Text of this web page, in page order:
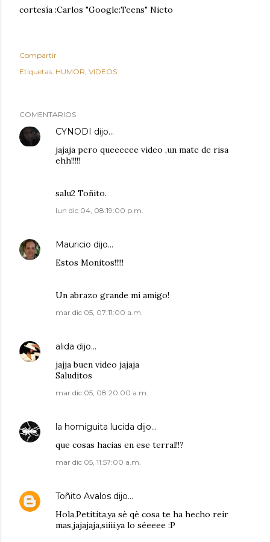
cortesía :Carlos "Google:Teens" Nieto
Compartir
Etiquetas: HUMOR VIDEOS
COMENTARIOS
CYNODI dijo…
jajaja pero queeeeee video ,un mate de risa
ehh!!!!!
salu2 Toñito.
lun dic 04, 08:19:00 p.m.
Mauricio dijo…
Estos Monitos!!!!!
Un abrazo grande mi amigo!
mar dic 05, 07:11:00 a.m.
alida dijo…
jajja buen video jajaja
Saluditos
mar dic 05, 08:20:00 a.m.
la homiguita lucida dijo…
que cosas hacias en ese terral!!?
mar dic 05, 11:57:00 a.m.
Toñito Avalos dijo…
Hola,Petitita,ya sè qè cosa te ha hecho reir
mas,jajajaja,siiii,ya lo séeeee :P